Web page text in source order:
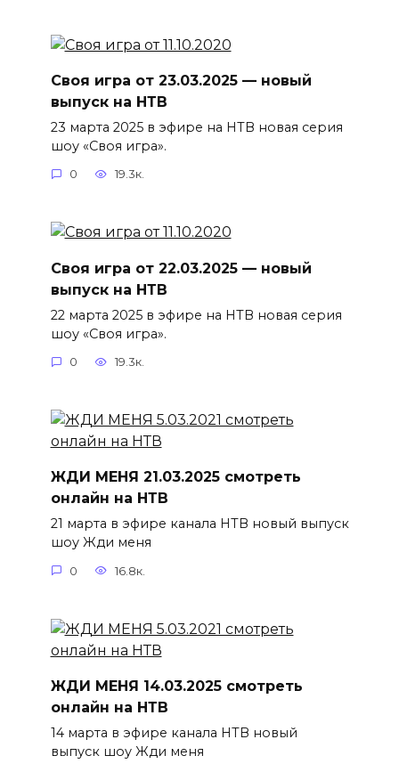
Своя игра от 23.03.2025 — новый
выпуск на НТВ
23 марта 2025 в эфире на НТВ новая серия
шоу «Своя игра».
0 19.3к.
Своя игра от 22.03.2025 — новый
выпуск на НТВ
22 марта 2025 в эфире на НТВ новая серия
шоу «Своя игра».
0 19.3к.
ЖДИ МЕНЯ 21.03.2025 смотреть
онлайн на НТВ
21 марта в эфире канала НТВ новый выпуск
шоу Жди меня
0 16.8к.
ЖДИ МЕНЯ 14.03.2025 смотреть
онлайн на НТВ
14 марта в эфире канала НТВ новый
выпуск шоу Жди меня